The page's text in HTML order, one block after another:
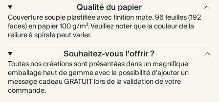
Qualité du papier
Couverture souple plastifiée avec finition mate. 96 feuilles (192
faces) en papier 100 g/m². Veuillez noter que la couleur de la
reliure à spirale peut varier.
Souhaitez-vous l'offrir ?
Toutes nos créations sont présentées dans un magnifique
emballage haut de gamme avec la possibilité d'ajouter un
message cadeau GRATUIT lors de la validation de votre
commande.